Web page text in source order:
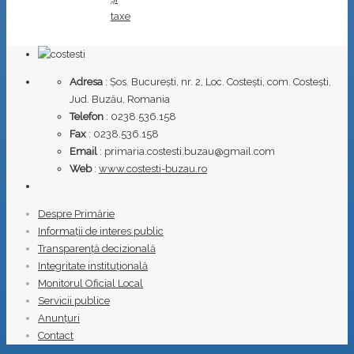
taxe
Adresa : Șos. București, nr. 2, Loc. Costești, com. Costești,
Jud. Buzău, Romania
Telefon : 0238.536.158
Fax : 0238.536.158
Email : primaria.costesti.buzau@gmail.com
Web: www.costesti-buzau.ro
Despre Primărie
Informații de interes public
Transparență decizională
Integritate instituțională
Monitorul Oficial Local
Servicii publice
Anunțuri
Contact